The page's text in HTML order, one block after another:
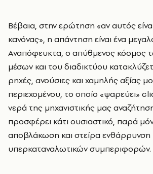
Βέβαια, στην ερώτηση «αν αυτός
κανόνας», η απάντηση είναι ένα
Αναπόφευκτα, ο απύθμενος κόσμος
μέσων και του διαδικτύου
ρηχές, ανούσιες και χαμηλής αξίας
περιεχομένου, το οποίο «ψαρεύει»
νερά της μηχανιστικής μας
προσφέρει κάτι ουσιαστικό, παρά
αποβλάκωση και στείρα ενθάρρυνση
υπερκαταναλωτικών συμπεριφορών.